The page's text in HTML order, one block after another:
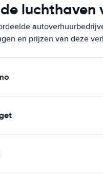
luchthaven
en prijzen van deze